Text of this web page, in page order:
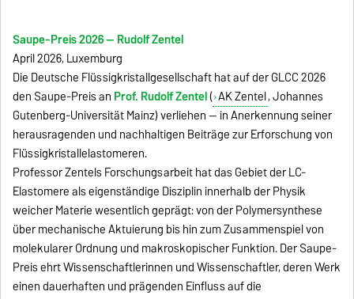
Saupe-Preis 2026 — Rudolf Zentel
April 2026, Luxemburg
Die Deutsche Flüssigkristallgesellschaft hat auf der GLCC 2026
den Saupe-Preis an Prof. Rudolf Zentel( AK Zentel, Johannes
Gutenberg-Universität Mainz) verliehen — in Anerkennung seiner
herausragenden und nachhaltigen Beiträge zur Erforschung von
Flüssigkristallelastomeren.
Professor Zentels Forschungsarbeit hat das Gebiet der LC-
Elastomere als eigenständige Disziplin innerhalb der Physik
weicher Materie wesentlich geprägt: von der Polymersynthese
über mechanische Aktuierung bis hin zum Zusammenspiel von
molekularer Ordnung und makroskopischer Funktion. Der Saupe-
Preis ehrt Wissenschaftlerinnen und Wissenschaftler, deren Werk
einen dauerhaften und prägenden Einfluss auf die